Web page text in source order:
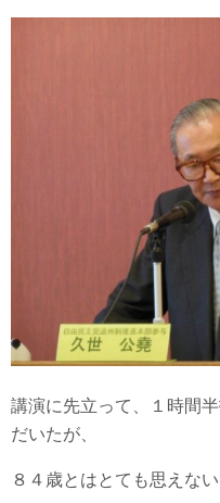
講演に先立って、１時間
だいたが、
８４歳とはとても思えな